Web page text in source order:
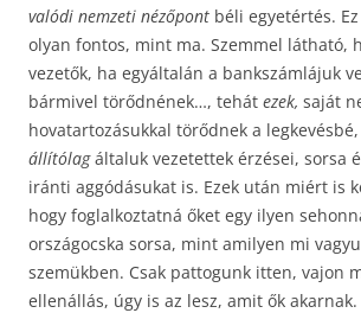
valódi nemzeti nézőpont béli egyetértés.
olyan fontos, mint ma. Szemmel látható,
vezetők, ha egyáltalán a bankszámlájuk
bármivel törődnének…, tehát ezek, saját
hovatartozásukkal törődnek a
állítólagáltaluk vezetettek érzései, sorsa
iránti aggódásukat is. Ezek után miért is
hogy foglalkoztatná őket egy ilyen
országocska sorsa, mint amilyen mi
szemükben. Csak pattogunk itten, vajon
ellenállás, úgy is az lesz, amit ők